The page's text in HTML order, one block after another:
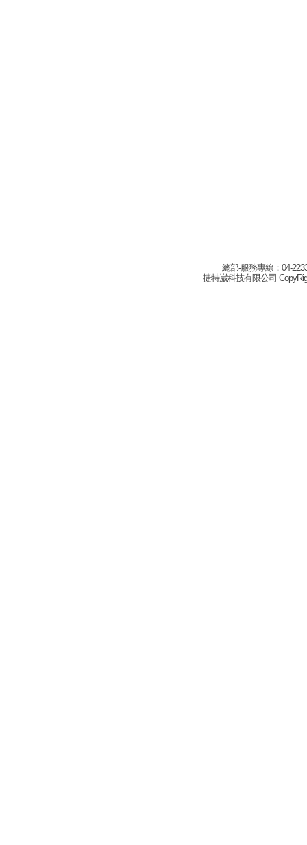
總部-服務專線：04-
捷特崴科技有限公司